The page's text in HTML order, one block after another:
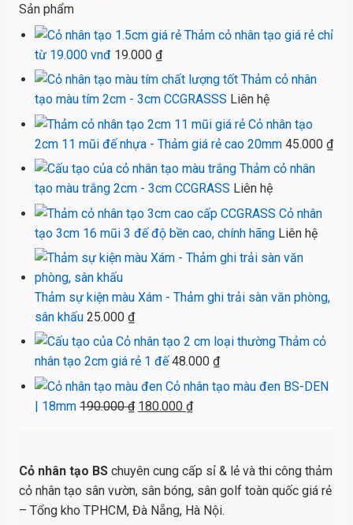
Sản phẩm
Thảm cỏ nhân tạo giá rẻ chỉ
từ 19.000 vnđ 19.000 ₫
Thảm cỏ nhân
tạo màu tím 2cm - 3cm CCGRASSS Liên hệ
Cỏ nhân tạo
2cm 11 mũi đế nhựa - Thảm giá rẻ cao 20mm 45.000 ₫
Thảm cỏ nhân
tạo màu trắng 2cm - 3cm CCGRASS Liên hệ
Cỏ nhân
tạo 3cm 16 mũi 3 đế độ bền cao, chính hãng Liên hệ
Thảm sự kiện màu Xám - Thảm ghi trải sàn văn phòng,
sân khấu 25.000 ₫
Thảm cỏ
nhân tạo 2cm giá rẻ 1 đế 48.000 ₫
Cỏ nhân tạo màu đen BS-DEN
| 18mm 190.000₫ Giá
190.000 ₫.
180.000 ₫Giá
là:
180.000 ₫.
Cỏ nhân tạo BS chuyên cung cấp sỉ & lẻ và thi công thảm
cỏ nhân tạo sân vườn, sân bóng, sân golf toàn quốc giá rẻ
– Tổng kho TPHCM, Đà Nẵng, Hà Nội.